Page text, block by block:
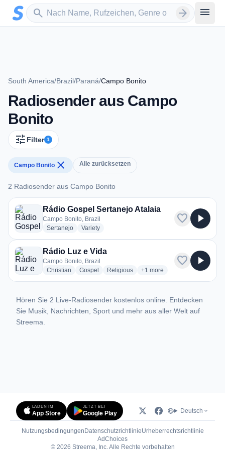
Zum Hauptinhalt springen
search
Sender suchen arrow_forward menu
South America/Brazil/Paraná/Campo Bonito
Radiosender aus Campo
Bonito
tune Filter 1
Campo Bonito close Alle zurücksetzen
2 Radiosender aus Campo Bonito
2 Radiosender aus Campo Bonito
Rádio Gospel Sertanejo Atalaia
Campo Bonito, Brazil
Sertanejoradio stations
Varietyradio stations
favorite play_arrow
Rádio Luz e Vida
Campo Bonito, Brazil
Christian radio stations
Gospel radio stations
Religiousradio stations
+1 more genres for Rádio Luz
more
favorite play_arrow
Hören Sie 2 Live-Radiosender kostenlos online. Entdecken
Sie Musik, Nachrichten, Sport und mehr aus aller Welt auf
Streema.
LADEN IM
App Store
JETZT BEI
Google Play Deutsch
Nutzungsbedingungen DatenschutzrichtlinieUrheberrechtsrichtlinie
AdChoices(öffnet in neuem Tab)
© 2026 Streema, Inc. Alle Rechte vorbehalten